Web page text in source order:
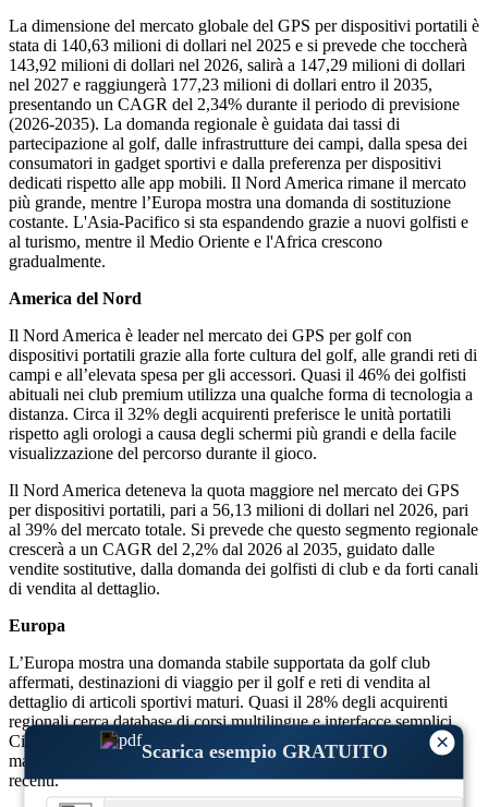
×
Scarica esempio GRATUITO
La dimensione del mercato globale del GPS per dispositivi portatili è
stata di 140,63 milioni di dollari nel 2025 e si prevede che toccherà
143,92 milioni di dollari nel 2026, salirà a 147,29 milioni di dollari
nel 2027 e raggiungerà 177,23 milioni di dollari entro il 2035,
presentando un CAGR del 2,34% durante il periodo di previsione
(2026-2035). La domanda regionale è guidata dai tassi di
partecipazione al golf, dalle infrastrutture dei campi, dalla spesa dei
consumatori in gadget sportivi e dalla preferenza per dispositivi
dedicati rispetto alle app mobili. Il Nord America rimane il mercato
più grande, mentre l’Europa mostra una domanda di sostituzione
costante. L'Asia-Pacifico si sta espandendo grazie a nuovi golfisti e
al turismo, mentre il Medio Oriente e l'Africa crescono
gradualmente.
America del Nord
Il Nord America è leader nel mercato dei GPS per golf con
dispositivi portatili grazie alla forte cultura del golf, alle grandi reti di
campi e all’elevata spesa per gli accessori. Quasi il 46% dei golfisti
abituali nei club premium utilizza una qualche forma di tecnologia a
distanza. Circa il 32% degli acquirenti preferisce le unità portatili
rispetto agli orologi a causa degli schermi più grandi e della facile
visualizzazione del percorso durante il gioco.
Il Nord America deteneva la quota maggiore nel mercato dei GPS
per dispositivi portatili, pari a 56,13 milioni di dollari nel 2026, pari
al 39% del mercato totale. Si prevede che questo segmento regionale
crescerà a un CAGR del 2,2% dal 2026 al 2035, guidato dalle
vendite sostitutive, dalla domanda dei golfisti di club e da forti canali
di vendita al dettaglio.
Europa
L’Europa mostra una domanda stabile supportata da golf club
affermati, destinazioni di viaggio per il golf e reti di vendita al
dettaglio di articoli sportivi maturi. Quasi il 28% degli acquirenti
regionali cerca database di corsi multilingue e interfacce semplici.
Circa il 24% degli acquisti proviene da cicli di sostituzione man
mano che i golfisti esperti passano a dispositivi multifunzione più
recenti.